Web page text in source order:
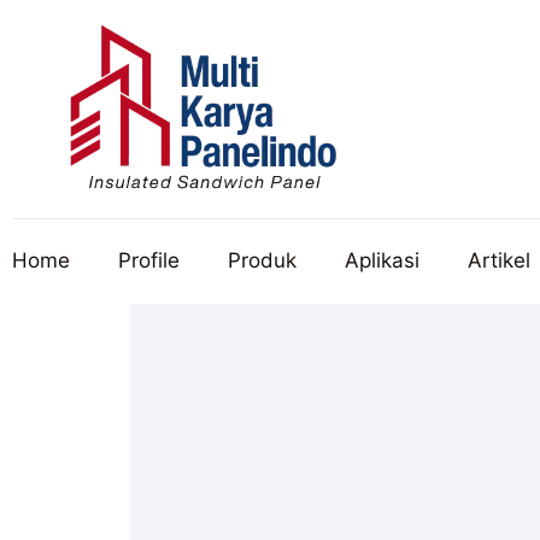
Home Profile Produk Aplikasi Artikel